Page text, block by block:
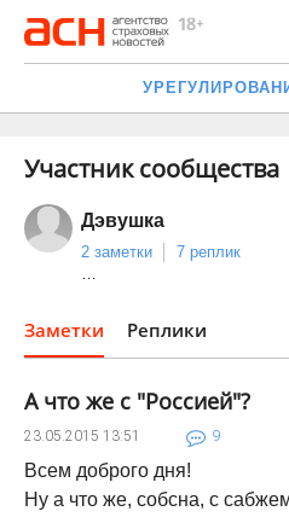
Участник сообщества
Дэвушка
2 заметки
7 реплик
…
Заметки Реплики
А что же с "Россией"?
23.05.2015 13:51 9
Всем доброго дня!
Ну а что же, собсна, с